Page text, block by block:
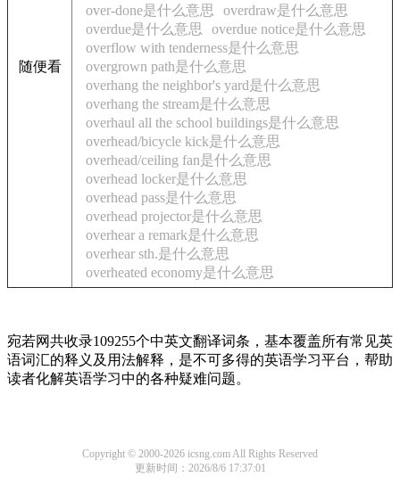
随便看
over-done是什么意思
overdraw是什么意思
overdue是什么意思
overdue notice是什么意思
overflow with tenderness是什么意思
overgrown path是什么意思
overhang the neighbor's yard是什么意思
overhang the stream是什么意思
overhaul all the school buildings是什么意思
overhead/bicycle kick是什么意思
overhead/ceiling fan是什么意思
overhead locker是什么意思
overhead pass是什么意思
overhead projector是什么意思
overhear a remark是什么意思
overhear sth.是什么意思
overheated economy是什么意思
宛若网共收录109255个中英文翻译词条，基本覆盖所有常见英
语词汇的释义及用法解释，是不可多得的英语学习平台，帮助
读者化解英语学习中的各种疑难问题。
Copyright © 2000-2026 icsng.com All Rights Reserved
更新时间：2026/8/6 17:37:01